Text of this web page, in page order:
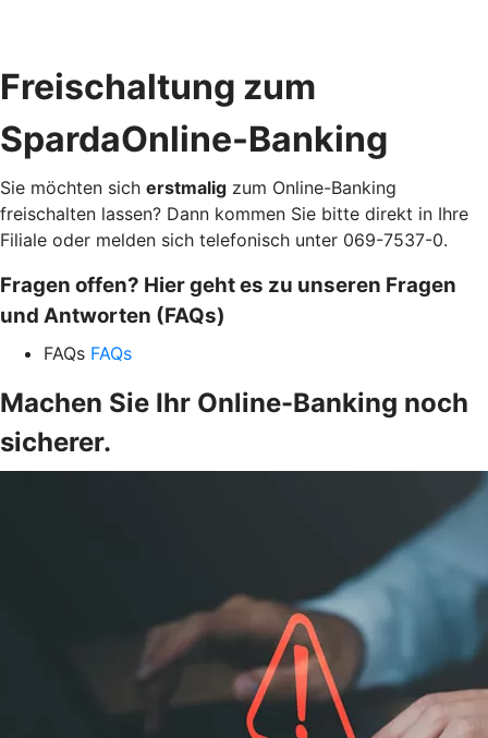
Freischaltung zum
SpardaOnline-Banking
Sie möchten sich erstmalig zum Online-Banking
freischalten lassen? Dann kommen Sie bitte direkt in Ihre
Filiale oder melden sich telefonisch unter 069-7537-0.
Fragen offen? Hier geht es zu unseren Fragen
und Antworten (FAQs)
FAQs FAQs
Machen Sie Ihr Online-Banking noch
sicherer.